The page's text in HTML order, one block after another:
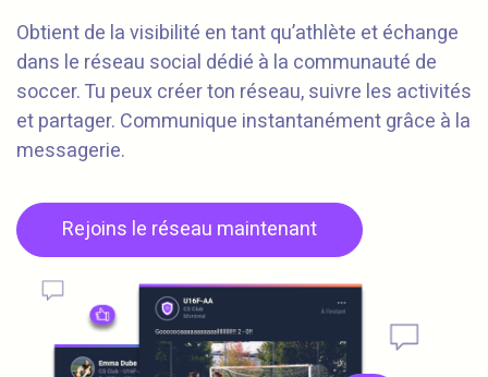
Obtient de la visibilité en tant qu’athlète et échange
dans le réseau social dédié à la communauté de
soccer. Tu peux créer ton réseau, suivre les activités
et partager. Communique instantanément grâce à la
messagerie.
Rejoins le réseau maintenant